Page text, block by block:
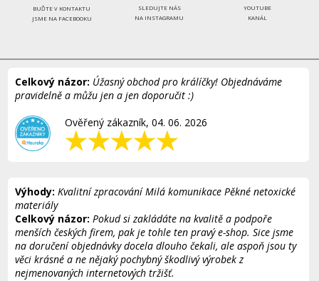
BUĎTE V KONTAKTU
JSME NA FACEBOOKU
SLEDUJTE NÁS
NA INSTAGRAMU
YOUTUBE
KANÁL
Celkový názor: Úžasný obchod pro králíčky! Objednáváme
pravidelně a můžu jen a jen doporučit :)
Ověřený zákazník, 04. 06. 2026
Výhody: Kvalitní zpracování Milá komunikace Pěkné netoxické
materiály
Celkový názor: Pokud si zakládáte na kvalitě a podpoře
menších českých firem, pak je tohle ten pravý e-shop. Sice jsme
na doručení objednávky docela dlouho čekali, ale aspoň jsou ty
věci krásné a ne nějaký pochybný škodlivý výrobek z
nejmenovaných internetových tržišť.